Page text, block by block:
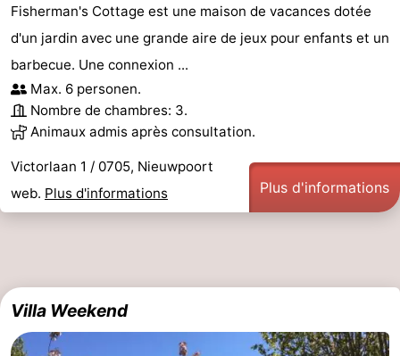
Fisherman's Cottage est une maison de vacances dotée
d'un jardin avec une grande aire de jeux pour enfants et un
barbecue. Une connexion ...
Max. 6 personen.
Nombre de chambres: 3.
Animaux admis après consultation.
Victorlaan 1 / 0705, Nieuwpoort
web. Plus d'informations Plus d'informations
Villa Weekend